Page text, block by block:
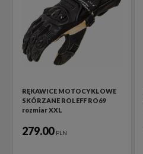
RĘKAWICE MOTOCYKLOWE
SKÓRZANE ROLEFF RO69
rozmiar XXL
279.00 PLN